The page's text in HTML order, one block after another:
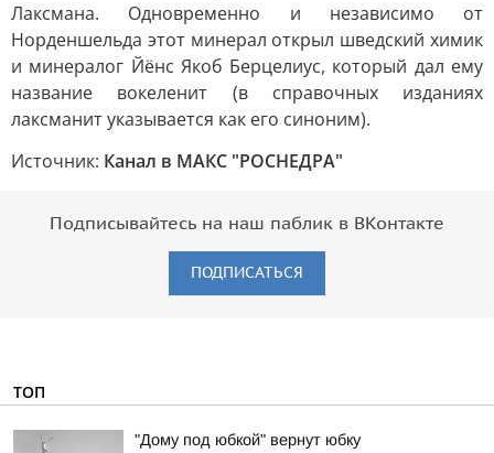
Лаксмана. Одновременно и независимо от
Норденшельда этот минерал открыл шведский химик
и минералог Йёнс Якоб Берцелиус, который дал ему
название вокеленит (в справочных изданиях
лаксманит указывается как его синоним).
Источник: Канал в МАКС "РОСНЕДРА"
Подписывайтесь на наш паблик в ВКонтакте
ПОДПИСАТЬСЯ
ТОП
"Дому под юбкой" вернут юбку